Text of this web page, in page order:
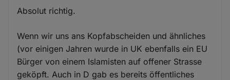
Absolut richtig.
Wenn wir uns ans Kopfabscheiden und ähnliches
(vor einigen Jahren wurde in UK ebenfalls ein EU
Bürger von einem Islamisten auf offener Strasse
geköpft. Auch in D gab es bereits öffentliches